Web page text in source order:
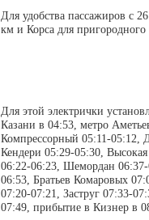
Для удобства пассажиров с
км и Корса для
Для этой электрички
Казани в 04:53, метро
Компрессорный 05:11-05:12,
Кендери 05:29-05:30,
06:22-06:23, Шемордан
06:53, Братьев Комаровых
07:20-07:21, Заструг 07:33-
07:49, прибытие в Кизнер в